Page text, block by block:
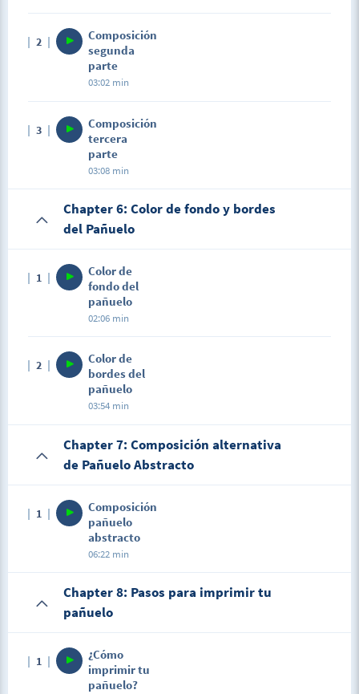
2
Composición
segunda
parte
03:02 min
3
Composición
tercera
parte
03:08 min
Chapter 6: Color de fondo y bordes
del Pañuelo
1
Color de
fondo del
pañuelo
02:06 min
2
Color de
bordes del
pañuelo
03:54 min
Chapter 7: Composición alternativa
de Pañuelo Abstracto
1
Composición
pañuelo
abstracto
06:22 min
Chapter 8: Pasos para imprimir tu
pañuelo
1
¿Cómo
imprimir tu
pañuelo?